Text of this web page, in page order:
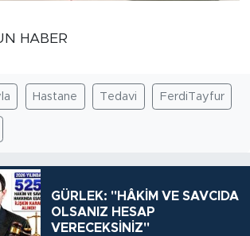
HABER
Hastane Tedavi FerdiTayfur
GÜRLEK: "HÂKİM VE SAVCIDA
OLSANIZ HESAP
VERECEKSİNİZ"